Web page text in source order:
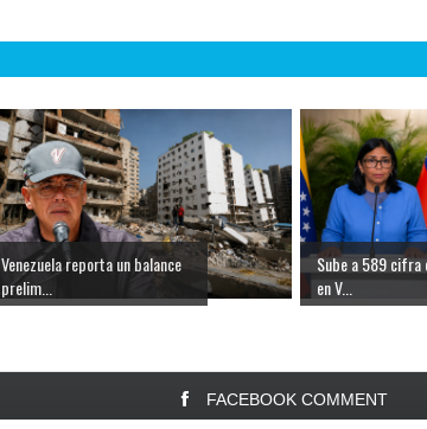
Venezuela reporta un balance
prelim...
Sube a 589
en V...
FACEBOOK COMMENT